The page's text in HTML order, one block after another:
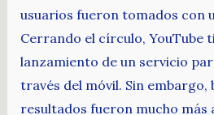
usuarios fueron tomados con
Cerrando el círculo, YouTube
lanzamiento de un servicio
través del móvil. Sin embargo,
resultados fueron mucho más